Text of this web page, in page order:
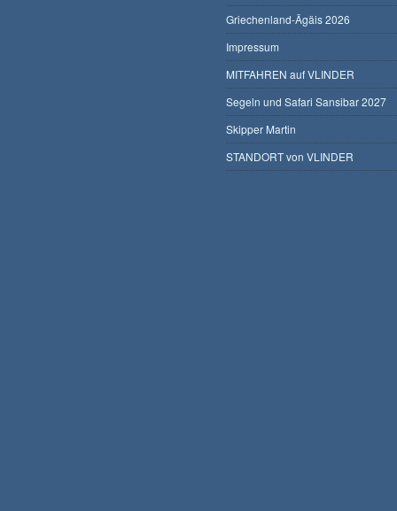
Griechenland-Ägäis 2026
Impressum
MITFAHREN auf VLINDER
Segeln und Safari Sansibar 2027
Skipper Martin
STANDORT von VLINDER